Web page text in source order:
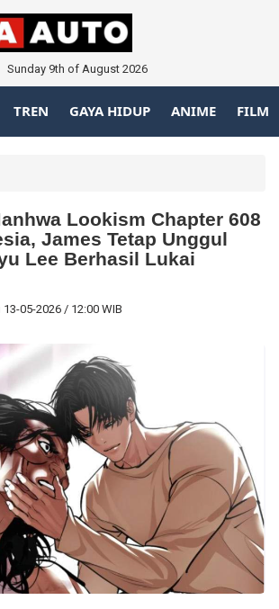
Sunday 9th of August 2026
TREN GAYA HIDUP ANIME FILM
Lookism Chapter 608
James Tetap Unggul
Lee Berhasil Lukai
13-05-2026 / 12:00 WIB